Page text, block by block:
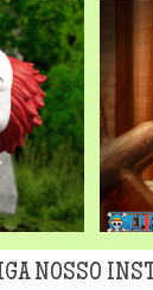
NOSSO